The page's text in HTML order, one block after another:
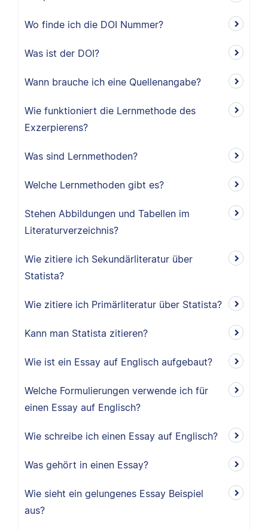
Wo finde ich die DOI Nummer?
Was ist der DOI?
Wann brauche ich eine Quellenangabe?
Wie funktioniert die Lernmethode des
Exzerpierens?
Was sind Lernmethoden?
Welche Lernmethoden gibt es?
Stehen Abbildungen und Tabellen im
Literaturverzeichnis?
Wie zitiere ich Sekundärliteratur über
Statista?
Wie zitiere ich Primärliteratur über Statista?
Kann man Statista zitieren?
Wie ist ein Essay auf Englisch aufgebaut?
Welche Formulierungen verwende ich für
einen Essay auf Englisch?
Wie schreibe ich einen Essay auf Englisch?
Was gehört in einen Essay?
Wie sieht ein gelungenes Essay Beispiel
aus?